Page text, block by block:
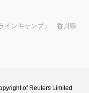
インキャンプ」 香川県
of Reuters Limited